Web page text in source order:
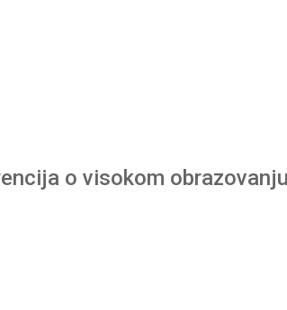
o visokom